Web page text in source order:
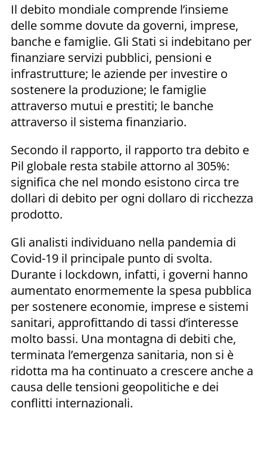
Il debito mondiale comprende l’insieme
delle somme dovute da governi, imprese,
banche e famiglie. Gli Stati si indebitano per
finanziare servizi pubblici, pensioni e
infrastrutture; le aziende per investire o
sostenere la produzione; le famiglie
attraverso mutui e prestiti; le banche
attraverso il sistema finanziario.
Secondo il rapporto, il rapporto tra debito e
Pil globale resta stabile attorno al 305%:
significa che nel mondo esistono circa tre
dollari di debito per ogni dollaro di ricchezza
prodotto.
Gli analisti individuano nella pandemia di
Covid-19 il principale punto di svolta.
Durante i lockdown, infatti, i governi hanno
aumentato enormemente la spesa pubblica
per sostenere economie, imprese e sistemi
sanitari, approfittando di tassi d’interesse
molto bassi. Una montagna di debiti che,
terminata l’emergenza sanitaria, non si è
ridotta ma ha continuato a crescere anche a
causa delle tensioni geopolitiche e dei
conflitti internazionali.